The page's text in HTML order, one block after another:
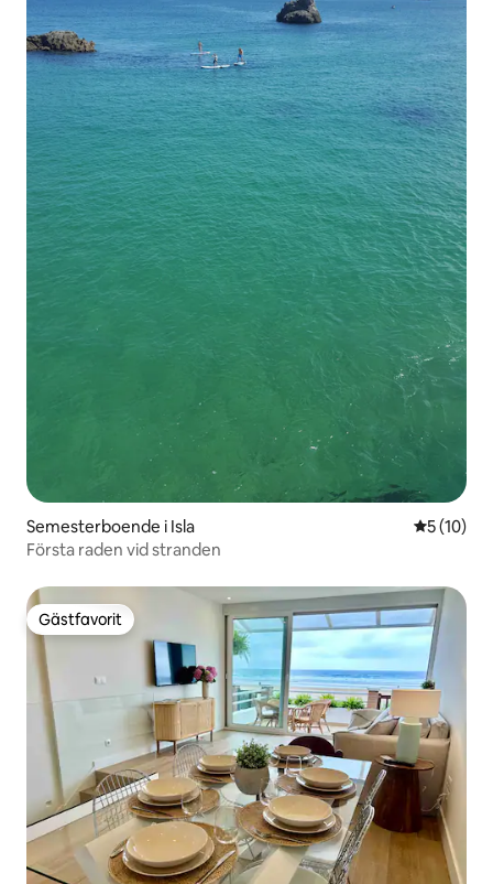
Semesterboende i Isla 5 av 5 i
5 (10)
Första raden vid stranden
Gästfavorit
Gästfavorit